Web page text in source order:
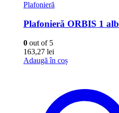
Plafonieră
Plafonieră ORBIS 1 alb
0 out of 5
163,27 lei
Adaugă în coș